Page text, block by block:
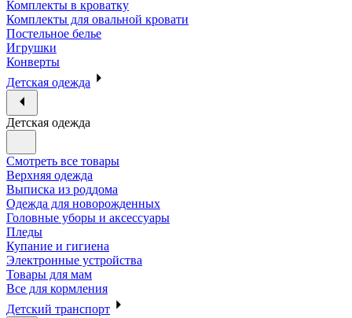
Комплекты в кроватку
Комплекты для овальной кровати
Постельное белье
Игрушки
Конверты
Детская одежда
Детская одежда
Смотреть все товары
Верхняя одежда
Выписка из роддома
Одежда для новорожденных
Головные уборы и аксессуары
Пледы
Купание и гигиена
Электронные устройства
Товары для мам
Все для кормления
Детский транспорт